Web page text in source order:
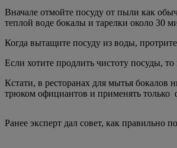
Вначале отмойте посуду от пыли как
теплой воде бокалы и тарелки около 30
Когда вытащите посуду из воды,
Если хотите продлить чистоту посуды,
Кстати, в ресторанах для мытья бокалов
трюком официантов и применять только
Ранее эксперт дал совет, как правильно